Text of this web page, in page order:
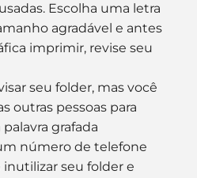
Escolha uma letra
agradável e antes
imprimir, revise seu
seu folder, mas você
outras pessoas para
grafada
número de telefone
seu folder e